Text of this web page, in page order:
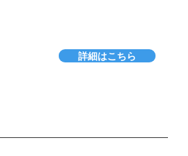
詳細はこちら